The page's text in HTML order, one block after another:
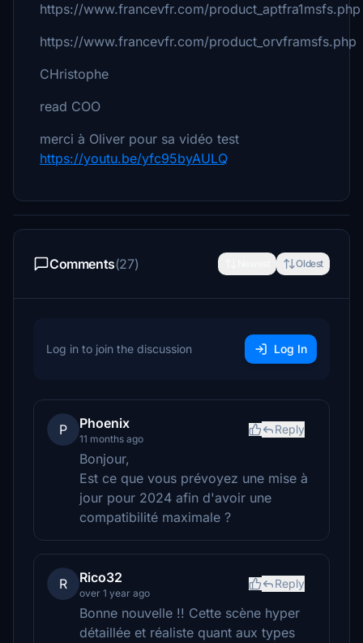
https://www.francevfr.com/product_aptfra1msfs.php
https://www.francevfr.com/product_orvframsfs.php
CHristophe
read COO
merci à Oliver pour sa vidéo test
https://youtu.be/yfc95byAULQ
Comments(27) Oldest
Log in to join the discussion Log In
P Phoenix
11 months ago
Reply
Bonjour,
Est ce que vous prévoyez une mise à
jour pour 2024 afin d'avoir une
compatibilité maximale ?
R Rico32
over 1 year ago
Reply
Bonne nouvelle !! Cette scène hyper
détaillée et réaliste quant aux types